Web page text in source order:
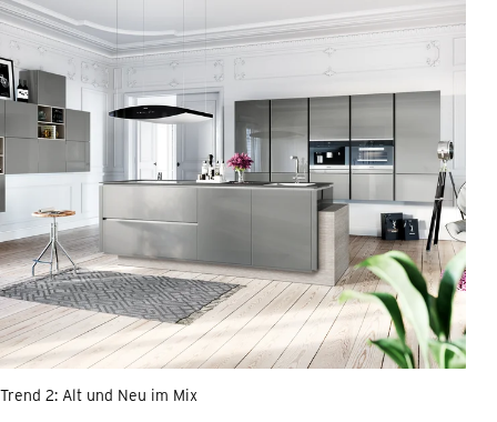
Trend 2: Alt und Neu im Mix